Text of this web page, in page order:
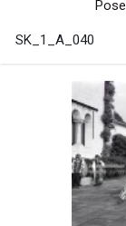
SK_1_A_040